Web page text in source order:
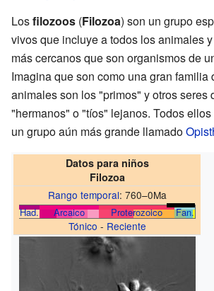
Losfilozoos (Filozoa) son un grupo
vivos que incluye a todos los animales
más cercanos que son organismos de
Imagina que son como una gran familia
animales son los "primos" y otros seres
"hermanos" o "tíos" lejanos. Todos
un grupo aún más grande llamado
Datos para niños
Filozoa
Rango temporal: 760–0Ma
Had. Arcaico Proterozoico Fan.
Tónico - Reciente